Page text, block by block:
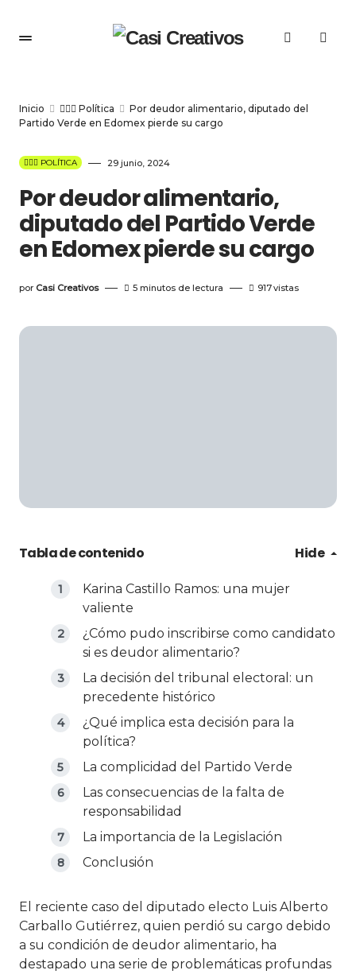
Inicio 👩🏻‍⚖️ Política
Por deudor alimentario, diputado del
Partido Verde en Edomex pierde su cargo
👩🏻‍⚖️ POLÍTICA 29 junio, 2024
Por deudor alimentario,
diputado del Partido Verde
en Edomex pierde su cargo
por Casi Creativos 5 minutos de lectura 917vistas
Tabla de contenido Hide
Karina Castillo Ramos: una mujer
valiente
¿Cómo pudo inscribirse como candidato
si es deudor alimentario?
La decisión del tribunal electoral: un
precedente histórico
¿Qué implica esta decisión para la
política?
La complicidad del Partido Verde
Las consecuencias de la falta de
responsabilidad
La importancia de la Legislación
Conclusión
El reciente caso del diputado electo Luis Alberto
Carballo Gutiérrez, quien perdió su cargo debido
a su condición de deudor alimentario, ha
destapado una serie de problemáticas profundas